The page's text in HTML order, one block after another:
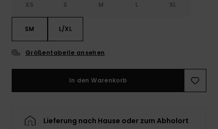
XS S M L XL
SM L/XL
Größentabelle ansehen
In den Warenkorb
Lieferung nach Hause oder zum Abholort